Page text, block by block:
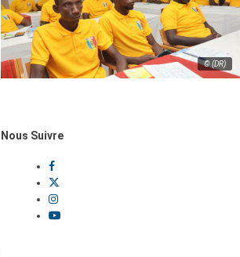
© (DR)
Nous Suivre